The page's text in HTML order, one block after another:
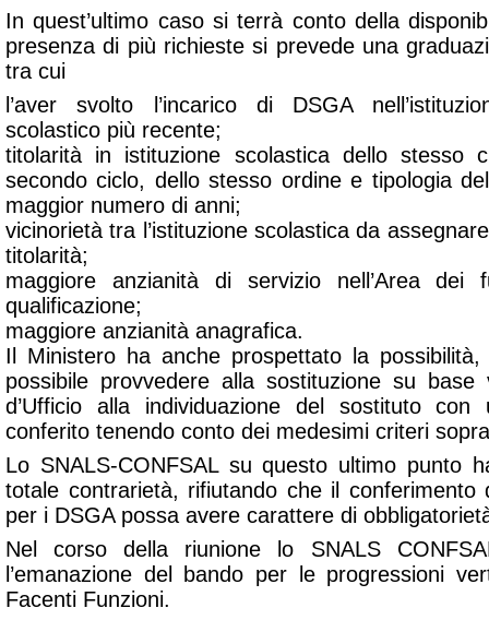
In quest’ultimo caso si terrà conto della
presenza di più richieste si prevede una
tra cui
l’aver svolto l’incarico di DSGA
scolastico più recente;
titolarità in istituzione scolastica dello stesso
secondo ciclo, dello stesso ordine e tipologia
maggior numero di anni;
vicinorietà tra l’istituzione scolastica da
titolarità;
maggiore anzianità di servizio nell’Area dei
qualificazione;
maggiore anzianità anagrafica.
Il Ministero ha anche prospettato la
possibile provvedere alla sostituzione su base
d’Ufficio alla individuazione del sostituto con
conferito tenendo conto dei medesimi criteri
Lo SNALS-CONFSAL su questo ultimo punto
totale contrarietà, rifiutando che il conferimento
per i DSGA possa avere carattere di
Nel corso della riunione lo SNALS
l’emanazione del bando per le progressioni
Facenti Funzioni.